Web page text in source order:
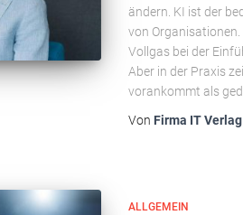
ändern. KI ist der
von
Vollgas bei der
Aber in der Praxis
vorankommt als
Von Firma IT
ALLGEMEIN